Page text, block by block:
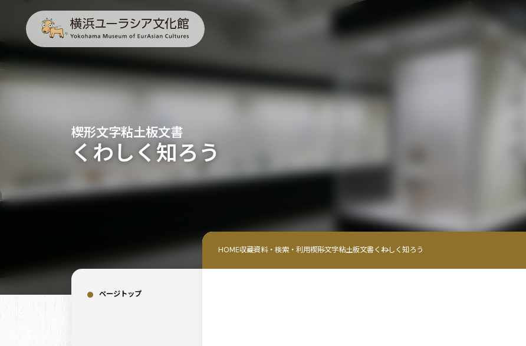
くわしく知ろう
楔形文字粘土板文書
HOME収蔵資料・検索・利用楔形文字粘土板文書くわしく知ろう
ページトップ